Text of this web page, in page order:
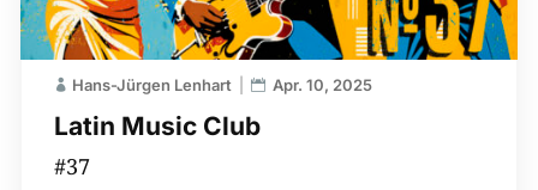
Latin Music Club
Hans-Jürgen Lenhart Apr. 10, 2025
#37